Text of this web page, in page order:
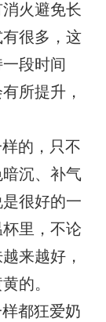
火避免长
很多，这
段时间
所提升，
的，只不
沉、补气
很好的一
里，不论
来越好，
的。
都狂爱奶